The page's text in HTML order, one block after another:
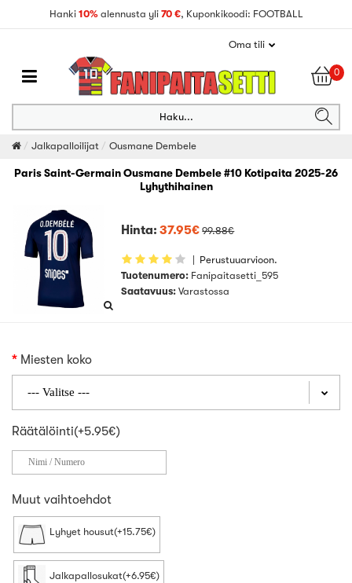
Hanki 10% alennusta yli 70 €, Kuponkikoodi: FOOTBALL
Oma tili
0
Haku...
Jalkapalloilijat Ousmane Dembele
Paris Saint-Germain Ousmane Dembele #10 Kotipaita 2025-26
Lyhythihainen
Hinta: 37.95€ 99.88€
| Perustuuarvioon.
Tuotenumero: Fanipaitasetti_595
Saatavuus: Varastossa
Miesten koko
Räätälöinti(+5.95€)
Muut vaihtoehdot
Lyhyet housut(+15.75€)
Jalkapallosukat(+6.95€)